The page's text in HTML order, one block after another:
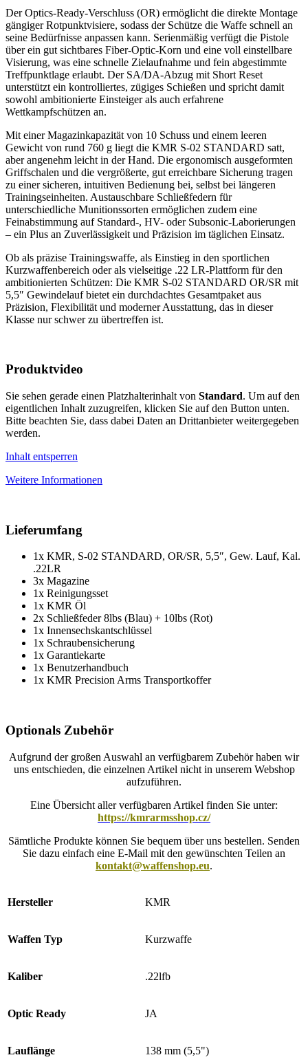
Der Optics-Ready-Verschluss (OR) ermöglicht die direkte Montage
gängiger Rotpunktvisiere, sodass der Schütze die Waffe schnell an
seine Bedürfnisse anpassen kann. Serienmäßig verfügt die Pistole
über ein gut sichtbares Fiber-Optic-Korn und eine voll einstellbare
Visierung, was eine schnelle Zielaufnahme und fein abgestimmte
Treffpunktlage erlaubt. Der SA/DA-Abzug mit Short Reset
unterstützt ein kontrolliertes, zügiges Schießen und spricht damit
sowohl ambitionierte Einsteiger als auch erfahrene
Wettkampfschützen an.
Mit einer Magazinkapazität von 10 Schuss und einem leeren
Gewicht von rund 760 g liegt die KMR S-02 STANDARD satt,
aber angenehm leicht in der Hand. Die ergonomisch ausgeformten
Griffschalen und die vergrößerte, gut erreichbare Sicherung tragen
zu einer sicheren, intuitiven Bedienung bei, selbst bei längeren
Trainingseinheiten. Austauschbare Schließfedern für
unterschiedliche Munitionssorten ermöglichen zudem eine
Feinabstimmung auf Standard-, HV- oder Subsonic-Laborierungen
– ein Plus an Zuverlässigkeit und Präzision im täglichen Einsatz.
Ob als präzise Trainingswaffe, als Einstieg in den sportlichen
Kurzwaffenbereich oder als vielseitige .22 LR-Plattform für den
ambitionierten Schützen: Die KMR S-02 STANDARD OR/SR mit
5,5″ Gewindelauf bietet ein durchdachtes Gesamtpaket aus
Präzision, Flexibilität und moderner Ausstattung, das in dieser
Klasse nur schwer zu übertreffen ist.
Produktvideo
Sie sehen gerade einen Platzhalterinhalt von Standard. Um auf den
eigentlichen Inhalt zuzugreifen, klicken Sie auf den Button unten.
Bitte beachten Sie, dass dabei Daten an Drittanbieter weitergegeben
werden.
Inhalt entsperren
Weitere Informationen
Lieferumfang
1x KMR, S-02 STANDARD, OR/SR, 5,5″, Gew. Lauf, Kal.
.22LR
3x Magazine
1x Reinigungsset
1x KMR Öl
2x Schließfeder 8lbs (Blau) + 10lbs (Rot)
1x Innensechskantschlüssel
1x Schraubensicherung
1x Garantiekarte
1x Benutzerhandbuch
1x KMR Precision Arms Transportkoffer
Optionals Zubehör
Aufgrund der großen Auswahl an verfügbarem Zubehör haben wir
uns entschieden, die einzelnen Artikel nicht in unserem Webshop
aufzuführen.
Eine Übersicht aller verfügbaren Artikel finden Sie unter:
https://kmrarmsshop.cz/
Sämtliche Produkte können Sie bequem über uns bestellen. Senden
Sie dazu einfach eine E-Mail mit den gewünschten Teilen an
kontakt@waffenshop.eu.
Hersteller KMR
Waffen Typ Kurzwaffe
Kaliber .22lfb
Optic Ready JA
Lauflänge 138 mm (5,5")